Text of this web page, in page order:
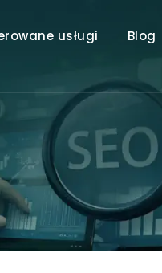
usługi Blog